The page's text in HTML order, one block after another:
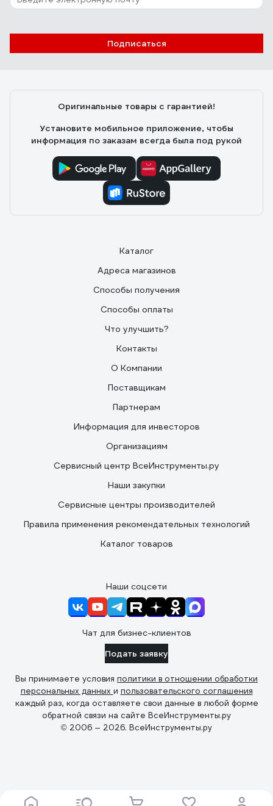
Подписаться
Оригинальные товары с гарантией!
Установите мобильное приложение, чтобы
информация по заказам всегда была под рукой
Каталог
Адреса магазинов
Способы получения
Способы оплаты
Что улучшить?
Контакты
О Компании
Поставщикам
Партнерам
Информация для инвесторов
Организациям
Сервисный центр ВсеИнструменты.ру
Наши закупки
Сервисные центры производителей
Правила применения рекомендательных технологий
Каталог товаров
Наши соцсети
Чат для бизнес-клиентов
Подать заявку
Вы принимаете условия политики в отношении обработки
персональных данных и пользовательского соглашения
каждый раз, когда оставляете свои данные в любой форме
обратной связи на сайте ВсеИнструменты.ру
© 2006 — 2026. ВсеИнструменты.ру